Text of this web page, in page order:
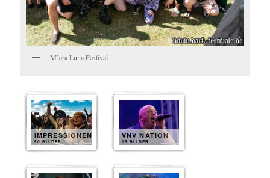
M’era Luna Festival
IMPRESSIONEN
50 BILDER
VNV NATION
15 BILDER